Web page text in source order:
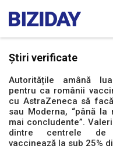
Știri verificate
Autoritățile amână
pentru ca românii
cu AstraZeneca să
sau Moderna, “până
mai concludente”.
dintre centrele de
vaccinează la sub 25%